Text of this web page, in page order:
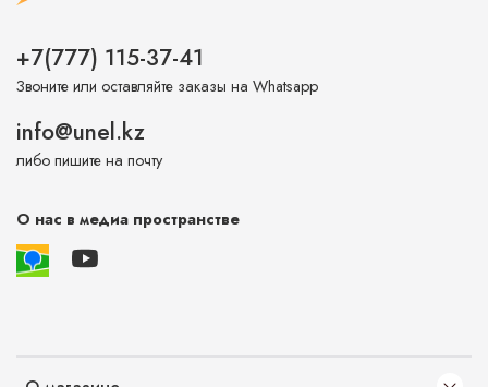
+7(777) 115-37-41
Звоните или оставляйте заказы на Whatsapp
info@unel.kz
либо пишите на почту
О нас в медиа пространстве